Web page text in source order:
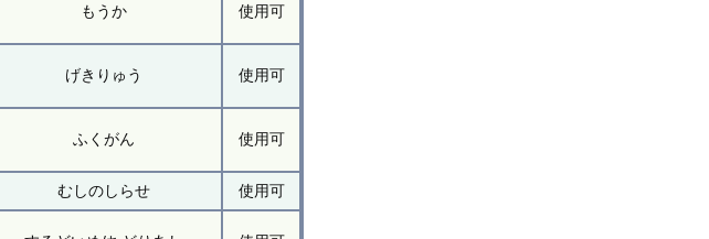
もうか 使用可
げきりゅう 使用可
ふくがん 使用可
むしのしらせ 使用可